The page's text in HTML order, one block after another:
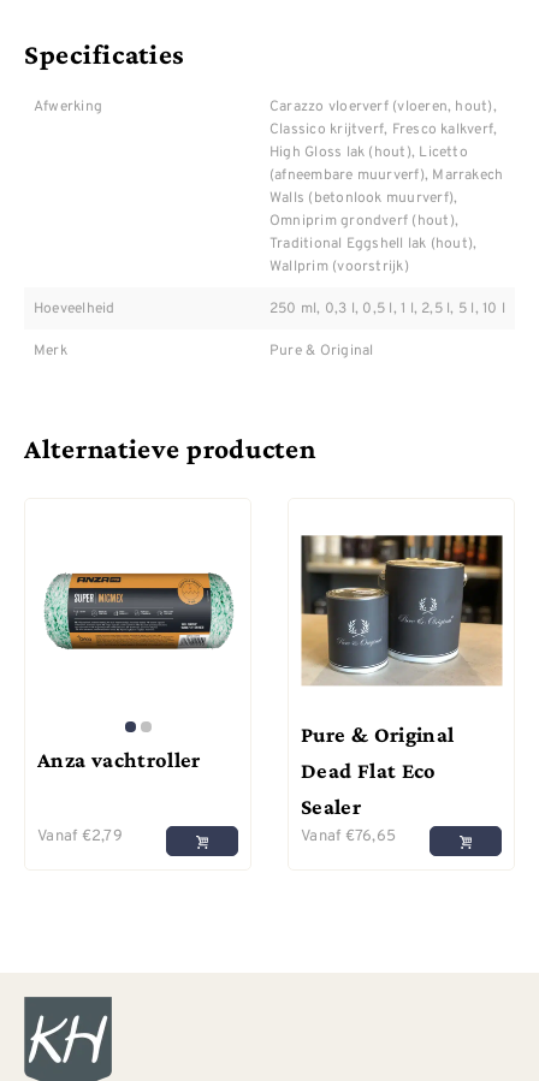
Specificaties
Afwerking
Carazzo vloerverf (vloeren, hout),
Classico krijtverf, Fresco kalkverf,
High Gloss lak (hout), Licetto
(afneembare muurverf), Marrakech
Walls (betonlook muurverf),
Omniprim grondverf (hout),
Traditional Eggshell lak (hout),
Wallprim (voorstrijk)
Hoeveelheid 250 ml, 0,3 l, 0,5 l, 1 l, 2,5 l, 5 l, 10 l
Merk Pure & Original
Alternatieve producten
Anza vachtroller
Vanaf €2,79
Pure & Original
Dead Flat Eco
Sealer
Vanaf €76,65